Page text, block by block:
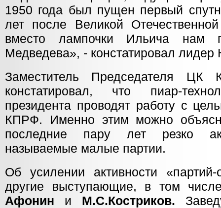
1950 года был пущен первый
лет после Великой
вместо лампочки Ильича нам
Медведева», - констатировал
Заместитель Председателя
констатировал, что пиар-
президента проводят работу с
КПРФ. Именно этим можно
последние пару лет резко
называемые малые партии.
Об усилении активности
другие выступающие, в том
Афонин и М.С.Костриков.